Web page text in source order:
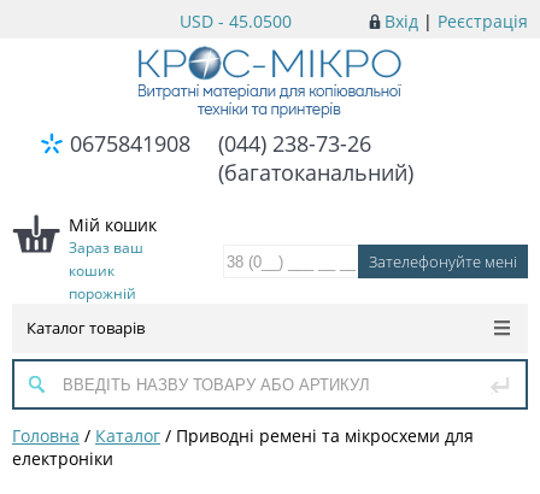
Вхід | Реєстрація
USD - 45.0500
0675841908
(044) 238-73-26
(багатоканальний)
Мій кошик
Зараз ваш
кошик
порожній
Каталог товарів
Головна / Каталог / Приводні ремені та мікросхеми для
електроніки